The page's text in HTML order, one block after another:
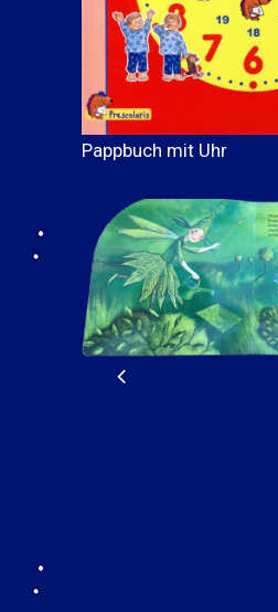
Pappbuch mit Uhr